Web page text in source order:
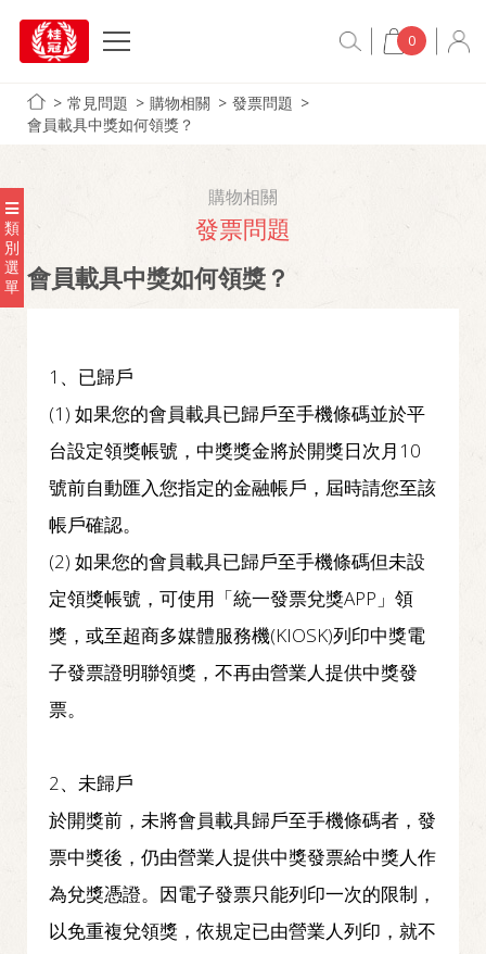
0
常見問題 購物相關
發票問題
會員載具中獎如何領獎？
類
別
選
單
購物相關
發票問題
會員載具中獎如何領獎？
1、已歸戶
(1) 如果您的會員載具已歸戶至手機條碼並於平
台設定領獎帳號， 中獎獎金將於開獎日次月10
號前自動匯入您指定的金融帳戶， 屆時請您至該
帳戶確認。
(2) 如果您的會員載具已歸戶至手機條碼但未設
定領獎帳號，可使用「統一發票兌獎APP」領
獎，或至超商多媒體服務機(KIOSK)列印中獎電
子發票證明聯領獎，不再由營業人提供中獎發
票。
2、未歸戶
於開獎前，未將會員載具歸戶至手機條碼者，發
票中獎後， 仍由營業人提供中獎發票給中獎人作
為兌獎憑證。 因電子發票只能列印一次的限制，
以免重複兌領獎， 依規定已由營業人列印，就不